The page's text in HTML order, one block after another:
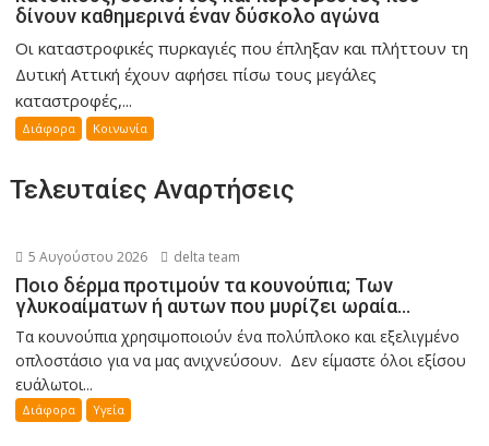
δίνουν καθημερινά έναν δύσκολο αγώνα
Οι καταστροφικές πυρκαγιές που έπληξαν και πλήττουν τη
Δυτική Αττική έχουν αφήσει πίσω τους μεγάλες
καταστροφές,...
Διάφορα Κοινωνία
Τελευταίες Αναρτήσεις
5 Αυγούστου 2026 delta team
Ποιο δέρμα προτιμούν τα κουνούπια; Των
γλυκοαίματων ή αυτων που μυρίζει ωραία…
Τα κουνούπια χρησιμοποιούν ένα πολύπλοκο και εξελιγμένο
οπλοστάσιο για να μας ανιχνεύσουν. Δεν είμαστε όλοι εξίσου
ευάλωτοι...
Διάφορα Υγεία